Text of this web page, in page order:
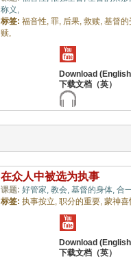
称义,
标签: 福音性, 罪, 后果, 救赎, 基督的
赎,
在众人中被选为执事
课题: 好管家, 教会, 基督的身体, 合
标签: 执事按立, 职分的重要, 蒙神喜